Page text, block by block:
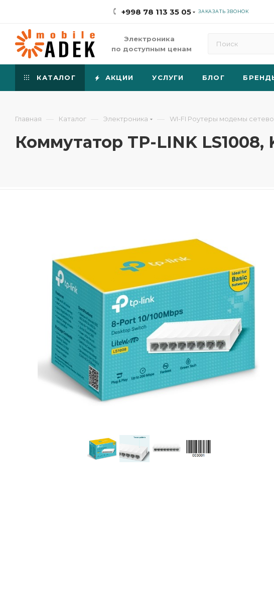
+998 78 113 35 05 ЗАКАЗАТЬ ЗВОНОК
Электроника
по доступным ценам
КАТАЛОГ АКЦИИ УСЛУГИ БЛОГ
Главная — Каталог — Электроника — WI-FI Роутеры модемы
Коммутатор TP-LINK LS1008,